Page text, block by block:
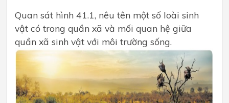
Quan sát hình 41.1, nêu tên một số loài sinh
vật có trong quần xã và mối quan hệ giữa
quần xã sinh vật với môi trường sống.